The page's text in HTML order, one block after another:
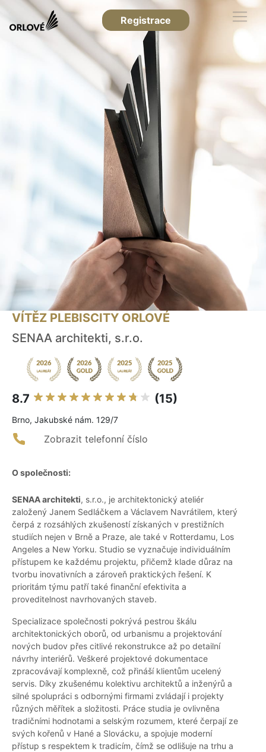
Registrace
VÍTĚZ PLEBISCITY ORLOVÉ
SENAA architekti, s.r.o.
8.7 (15)
Brno, Jakubské nám. 129/7
Zobrazit telefonní číslo
O společnosti:
SENAA architekti, s.r.o., je architektonický ateliér
založený Janem Sedláčkem a Václavem Navrátilem, který
čerpá z rozsáhlých zkušeností získaných v prestižních
studiích nejen v Brně a Praze, ale také v Rotterdamu, Los
Angeles a New Yorku. Studio se vyznačuje individuálním
přístupem ke každému projektu, přičemž klade důraz na
tvorbu inovativních a zároveň praktických řešení. K
prioritám týmu patří také finanční efektivita a
proveditelnost navrhovaných staveb.
Specializace společnosti pokrývá pestrou škálu
architektonických oborů, od urbanismu a projektování
nových budov přes citlivé rekonstrukce až po detailní
návrhy interiérů. Veškeré projektové dokumentace
zpracovávají komplexně, což přináší klientům ucelený
servis. Díky zkušenému kolektivu architektů a inženýrů a
silné spolupráci s odbornými firmami zvládají i projekty
různých měřítek a složitosti. Práce studia je ovlivněna
tradičními hodnotami a selským rozumem, které čerpají ze
svých kořenů v Hané a Slovácku, a spojuje moderní
přístup s respektem k tradicím, čímž se odlišuje na trhu a